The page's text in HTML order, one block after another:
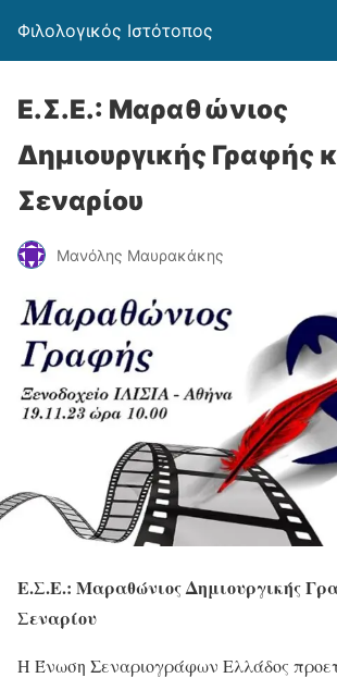
Φιλολογικός Ιστότοπος
Ε.Σ.Ε.: Μαραθώνιος
Δημιουργικής Γραφής
Σεναρίου
Μανόλης Μαυρακάκης
Ε.Σ.Ε.: Μαραθώνιος Δημιουργικής
Σεναρίου
Η Ένωση Σεναριογράφων Ελλάδος